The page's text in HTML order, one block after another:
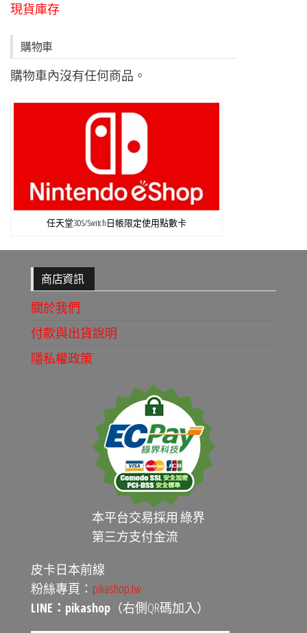
現貨庫存
購物車
購物車內沒有任何商品。
任天堂3DS/Switch日帳限定使用點數卡
商店資訊
關於我們
付款與出貨說明
隱私權政策
本平台交易採用 綠界
第三方支付金流
皮卡日本前線
粉絲專頁： pikashop.tw
LINE：pikashop （右側QR碼加入）